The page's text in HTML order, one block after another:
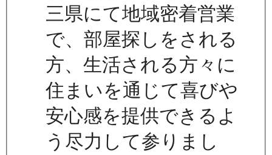
三県にて地域密着営業
で、部屋探しをされる
方、生活される方々に
住まいを通じて喜びや
安心感を提供できるよ
う尽力して参りまし